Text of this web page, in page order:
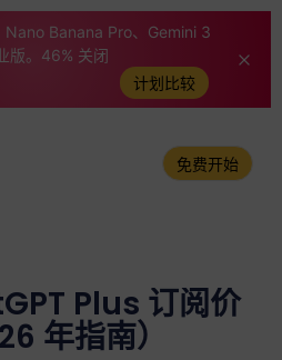
Banana Pro、Gemini 3
版。46% 关闭
计划比较
免费开始
Plus 订阅价
年指南）